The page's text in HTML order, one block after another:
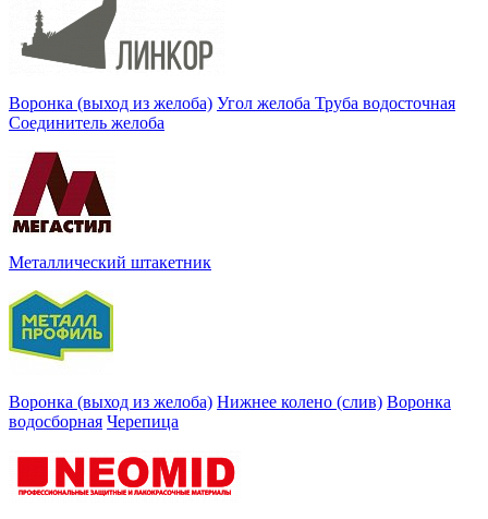
Воронка (выход из желоба) Угол желоба Труба водосточная
Соединитель желоба
Металлический штакетник
Воронка (выход из желоба) Нижнее колено (слив) Воронка
водосборная Черепица